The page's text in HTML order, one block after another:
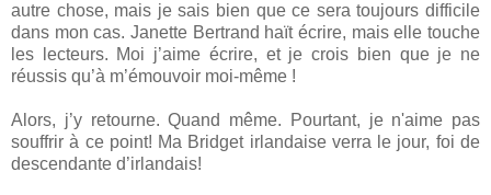
autre chose, mais je sais bien que ce sera toujours difficile
dans mon cas. Janette Bertrand haït écrire, mais elle touche
les lecteurs. Moi j’aime écrire, et je crois bien que je ne
réussis qu’à m’émouvoir moi-même !
Alors, j’y retourne. Quand même. Pourtant, je n'aime pas
souffrir à ce point! Ma Bridget irlandaise verra le jour, foi de
descendante d’irlandais!